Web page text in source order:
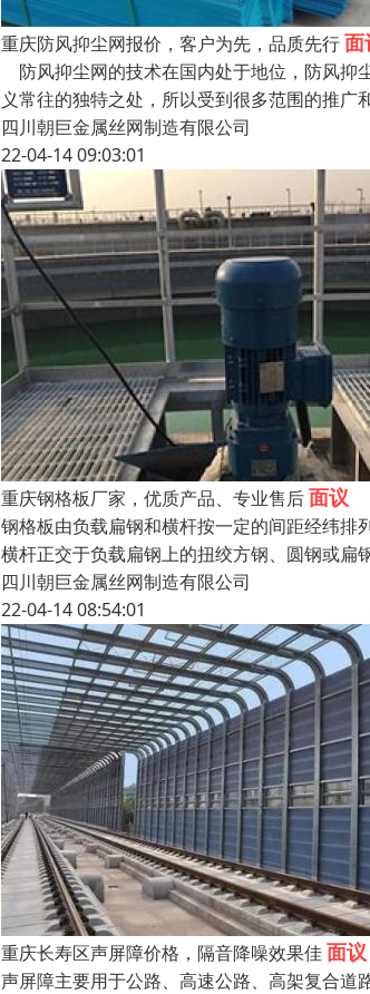
重庆防风抑尘网报价，客户为先，品质先行面
防风抑尘网的技术在国内处于地位，防风抑
义常往的独特之处，所以受到很多范围的推
四川朝巨金属丝网制造有限公司
22-04-14 09:03:01
重庆钢格板厂家，优质产品、专业售后面议
钢格板由负载扁钢和横杆按一定的间距经纬
横杆正交于负载扁钢上的扭绞方钢、圆钢或
四川朝巨金属丝网制造有限公司
22-04-14 08:54:01
重庆长寿区声屏障价格，隔音降噪效果佳 面议
声屏障主要用于公路、高速公路、高架复合